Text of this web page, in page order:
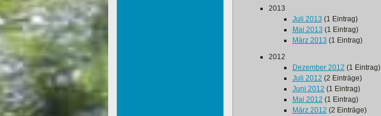
2013
Juli 2013 (1 Eintrag)
Mai 2013 (1 Eintrag)
März 2013 (1 Eintrag)
2012
Dezember 2012 (1 Eintrag)
Juli 2012 (2 Einträge)
Juni 2012 (1 Eintrag)
Mai 2012 (1 Eintrag)
März 2012 (2 Einträge)